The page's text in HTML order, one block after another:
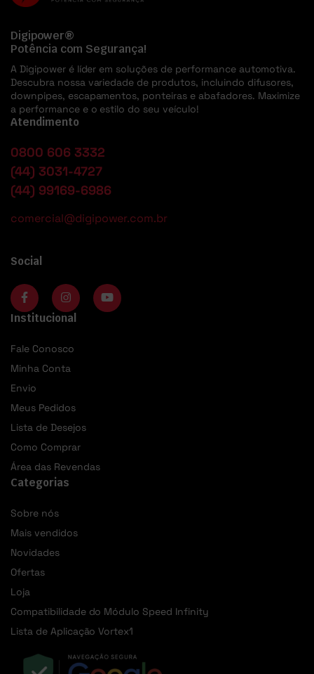
Digipower®
Potência com Segurança!
A Digipower é líder em soluções de performance automotiva.
Descubra nossa variedade de produtos, incluindo difusores,
downpipes, escapamentos, ponteiras e abafadores. Maximize
a performance e o estilo do seu veículo!
Atendimento
0800 606 3332
(44) 3031-4727
(44) 99169-6986
comercial@digipower.com.br
Social
Institucional
Fale Conosco
Minha Conta
Envio
Meus Pedidos
Lista de Desejos
Como Comprar
Área das Revendas
Categorias
Sobre nós
Mais vendidos
Novidades
Ofertas
Loja
Compatibilidade do Módulo Speed Infinity
Lista de Aplicação Vortex1